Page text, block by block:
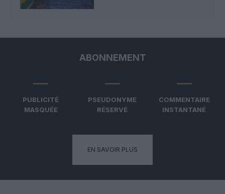
ABONNEMENT
PUBLICITÉ
MASQUÉE
PSEUDONYME
RÉSERVÉ
COMMENTAIRE
INSTANTANÉ
EN SAVOIR PLUS